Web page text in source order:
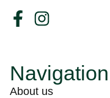
Navigation
About us